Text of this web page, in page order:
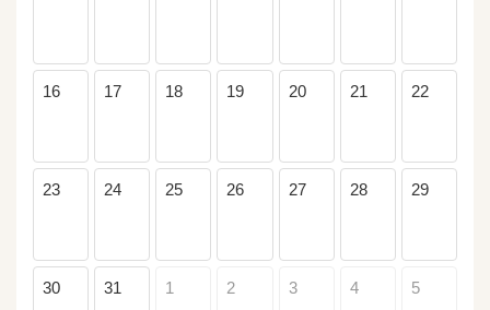
16 17 18 19 20 21 22
23 24 25 26 27 28 29
30 31 1 2 3 4 5